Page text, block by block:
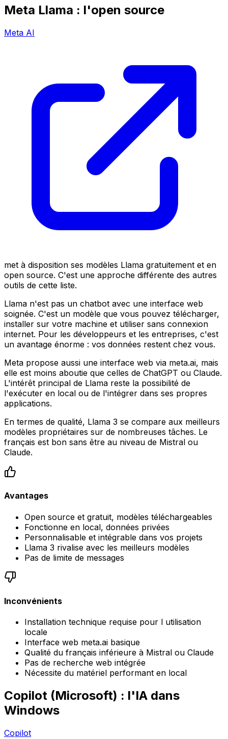
Meta Llama : l'open source
Meta AI
met à disposition ses modèles Llama gratuitement et en
open source. C'est une approche différente des autres
outils de cette liste.
Llama n'est pas un chatbot avec une interface web
soignée. C'est un modèle que vous pouvez télécharger,
installer sur votre machine et utiliser sans connexion
internet. Pour les développeurs et les entreprises, c'est
un avantage énorme : vos données restent chez vous.
Meta propose aussi une interface web via meta.ai, mais
elle est moins aboutie que celles de ChatGPT ou Claude.
L'intérêt principal de Llama reste la possibilité de
l'exécuter en local ou de l'intégrer dans ses propres
applications.
En termes de qualité, Llama 3 se compare aux meilleurs
modèles propriétaires sur de nombreuses tâches. Le
français est bon sans être au niveau de Mistral ou
Claude.
Avantages
Open source et gratuit, modèles téléchargeables
Fonctionne en local, données privées
Personnalisable et intégrable dans vos projets
Llama 3 rivalise avec les meilleurs modèles
Pas de limite de messages
Inconvénients
Installation technique requise pour l utilisation
locale
Interface web meta.ai basique
Qualité du français inférieure à Mistral ou Claude
Pas de recherche web intégrée
Nécessite du matériel performant en local
Copilot (Microsoft) : l'IA dans
Windows
Copilot